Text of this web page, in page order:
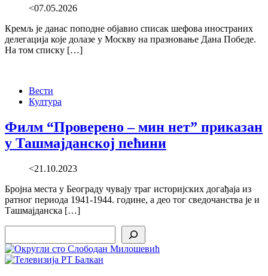
<07.05.2026
Кремљ је данас поподне објавио списак шефова иностраних
делегација које долазе у Москву на празновање Дана Победе.
На том списку […]
Вести
Култура
Филм “Проверено – мин нет” приказан
у Ташмајданској пећини
<21.10.2023
Бројна места у Београду чувају траг историјских догађаја из
ратног периода 1941-1944. године, а део тог сведочанства је и
Ташмајданска […]